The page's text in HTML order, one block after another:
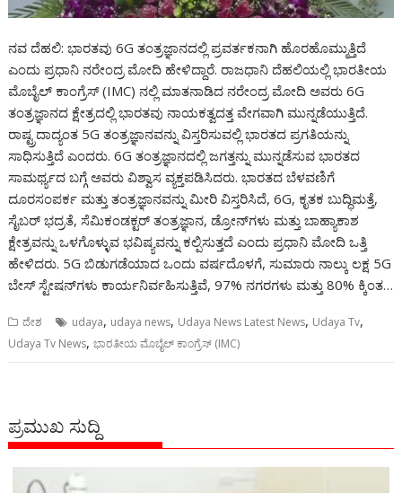
ನವ ದೆಹಲಿ: ಭಾರತವು 6G ತಂತ್ರಜ್ಞಾನದಲ್ಲಿ ಪ್ರವರ್ತಕನಾಗಿ ಹೊರಹೊಮ್ಮುತ್ತಿದೆ
ಎಂದು ಪ್ರಧಾನಿ ನರೇಂದ್ರ ಮೋದಿ ಹೇಳಿದ್ದಾರೆ. ರಾಜಧಾನಿ ದೆಹಲಿಯಲ್ಲಿ ಭಾರತೀಯ
ಮೊಬೈಲ್ ಕಾಂಗ್ರೆಸ್ (IMC) ನಲ್ಲಿ ಮಾತನಾಡಿದ ನರೇಂದ್ರ ಮೋದಿ ಅವರು 6G
ತಂತ್ರಜ್ಞಾನದ ಕ್ಷೇತ್ರದಲ್ಲಿ ಭಾರತವು ನಾಯಕತ್ವದತ್ತ ವೇಗವಾಗಿ ಮುನ್ನಡೆಯುತ್ತಿದೆ.
ರಾಷ್ಟ್ರದಾದ್ಯಂತ 5G ತಂತ್ರಜ್ಞಾನವನ್ನು ವಿಸ್ತರಿಸುವಲ್ಲಿ ಭಾರತದ ಪ್ರಗತಿಯನ್ನು
ಸಾಧಿಸುತ್ತಿದೆ ಎಂದರು. 6G ತಂತ್ರಜ್ಞಾನದಲ್ಲಿ ಜಗತ್ತನ್ನು ಮುನ್ನಡೆಸುವ ಭಾರತದ
ಸಾಮರ್ಥ್ಯದ ಬಗ್ಗೆ ಅವರು ವಿಶ್ವಾಸ ವ್ಯಕ್ತಪಡಿಸಿದರು. ಭಾರತದ ಬೆಳವಣಿಗೆ
ದೂರಸಂಪರ್ಕ ಮತ್ತು ತಂತ್ರಜ್ಞಾನವನ್ನು ಮೀರಿ ವಿಸ್ತರಿಸಿದೆ, 6G, ಕೃತಕ ಬುದ್ಧಿಮತ್ತೆ,
ಸೈಬರ್ ಭದ್ರತೆ, ಸೆಮಿಕಂಡಕ್ಟರ್ ತಂತ್ರಜ್ಞಾನ, ಡ್ರೋನ್‌ಗಳು ಮತ್ತು ಬಾಹ್ಯಾಕಾಶ
ಕ್ಷೇತ್ರವನ್ನು ಒಳಗೊಳ್ಳುವ ಭವಿಷ್ಯವನ್ನು ಕಲ್ಪಿಸುತ್ತದೆ ಎಂದು ಪ್ರಧಾನಿ ಮೋದಿ ಒತ್ತಿ
ಹೇಳಿದರು. 5G ಬಿಡುಗಡೆಯಾದ ಒಂದು ವರ್ಷದೊಳಗೆ, ಸುಮಾರು ನಾಲ್ಕು ಲಕ್ಷ 5G
ಬೇಸ್ ಸ್ಟೇಷನ್‌ಗಳು ಕಾರ್ಯನಿರ್ವಹಿಸುತ್ತಿವೆ, 97% ನಗರಗಳು ಮತ್ತು 80% ಕ್ಕಿಂತ…
ದೇಶ udaya, udaya news, Udaya News Latest News, Udaya Tv,
Udaya Tv News,ಭಾರತೀಯ ಮೊಬೈಲ್ ಕಾಂಗ್ರೆಸ್ (IMC)
ಪ್ರಮುಖ ಸುದ್ದಿ